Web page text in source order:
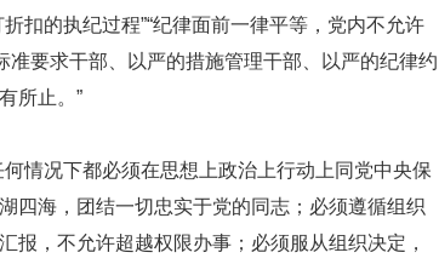
扣的执纪过程”“纪律面前一律平等，党内不允许
准要求干部、以严的措施管理干部、以严的纪律约
所止。”
情况下都必须在思想上政治上行动上同党中央保
四海，团结一切忠实于党的同志；必须遵循组织
报，不允许超越权限办事；必须服从组织决定，